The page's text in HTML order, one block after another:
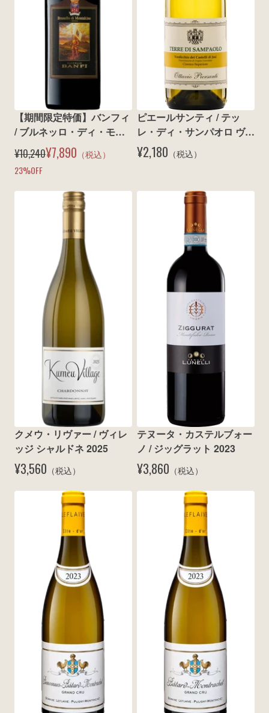
【期間限定特価】バンフィ
/ ブルネッロ・ディ・モン
タルチーノ 2019
¥10,240¥7,890 （税込）
23%OFF
ピエールサンティ / テッ
レ・ディ・サンパオロ ヴェ
ルデッキオ クラシコ スペ
リオーレ 2024
¥2,180 （税込）
クメウ・リヴァー / ヴィレ
ッジ シャルドネ 2025
¥3,560 （税込）
テヌータ・カステルブォー
ノ / ジッグラット 2023
¥3,860 （税込）